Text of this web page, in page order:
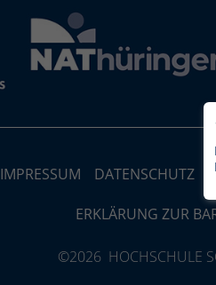
IMPRESSUM DATENSCHUTZ
ERKLÄRUNG ZUR
©2026 HOCHSCHULE